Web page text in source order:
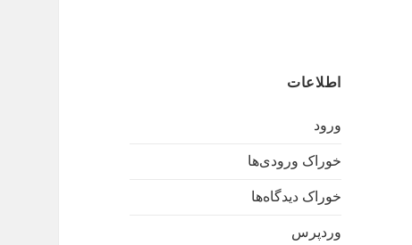
اطلاعات
ورود
خوراک ورودی‌ها
خوراک دیدگاه‌ها
وردپرس